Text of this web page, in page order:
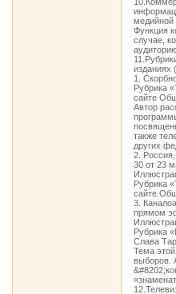
медийной
Функция
случае,
изданиях
1.
Рубрика
сайте
Автор
также
других
2.
30 от 23
Рубрика
сайте
3.
прямом
Рубрика
Слава
Тема
выборов.